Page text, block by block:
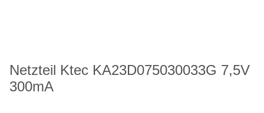
Netzteil Ktec KA23D075030033G 7,5V
300mA